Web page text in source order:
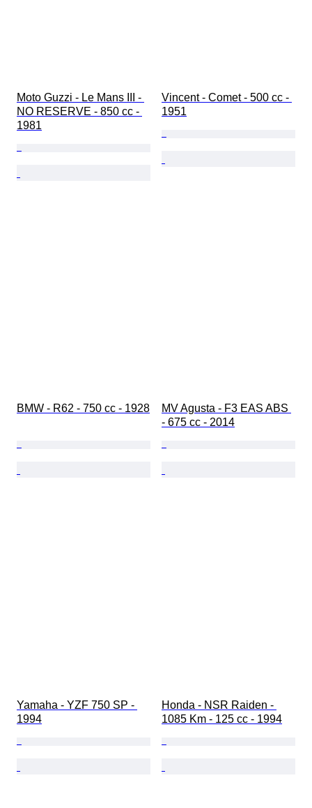
Moto Guzzi - Le Mans III -
NO RESERVE - 850 cc -
1981
Vincent - Comet - 500 cc -
1951
BMW - R62 - 750 cc - 1928
MV Agusta - F3 EAS ABS
- 675 cc - 2014
Yamaha - YZF 750 SP -
1994
Honda - NSR Raiden -
1085 Km - 125 cc - 1994